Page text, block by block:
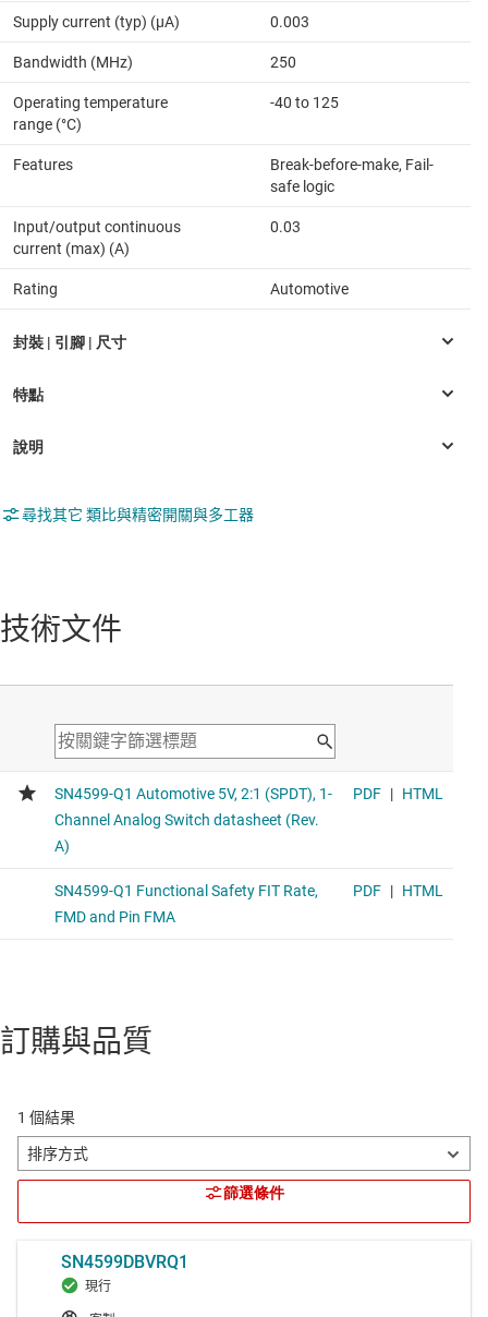
Supply current (typ) (µA) 0.003
Bandwidth (MHz) 250
Operating temperature
range (°C)
-40 to 125
Features
Break-before-make, Fail-
safe logic
Input/output continuous
current (max) (A)
0.03
Rating Automotive
尋找其它 類比與精密開關與多工器
技術文件
訂購與品質